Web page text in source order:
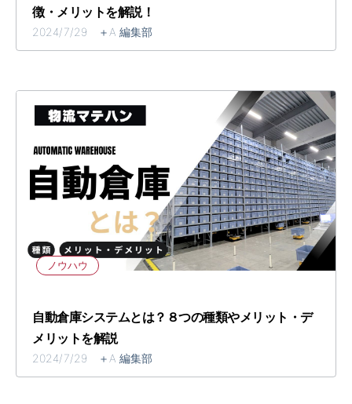
徴・メリットを解説！
2024/7/29 ＋A 編集部
ノウハウ
自動倉庫システムとは？８つの種類やメリット・デ
メリットを解説
2024/7/29 ＋A 編集部